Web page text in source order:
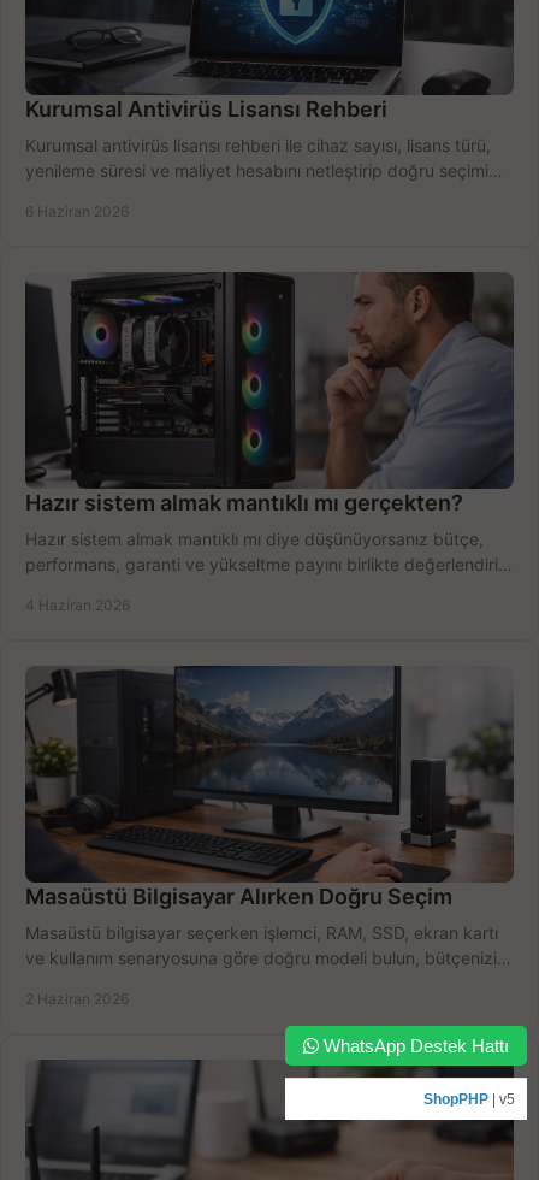
Kurumsal Antivirüs Lisansı Rehberi
Kurumsal antivirüs lisansı rehberi ile cihaz sayısı, lisans türü,
yenileme süresi ve maliyet hesabını netleştirip doğru seçimi
6 Haziran 2026
Hazır sistem almak mantıklı mı gerçekten?
Hazır sistem almak mantıklı mı diye düşünüyorsanız bütçe,
performans, garanti ve yükseltme payını birlikte değerlendirin,
4 Haziran 2026
Masaüstü Bilgisayar Alırken Doğru Seçim
Masaüstü bilgisayar seçerken işlemci, RAM, SSD, ekran kartı
ve kullanım senaryosuna göre doğru modeli bulun, bütçenizi
2 Haziran 2026
WhatsApp Destek Hattı
ShopPHP | v5